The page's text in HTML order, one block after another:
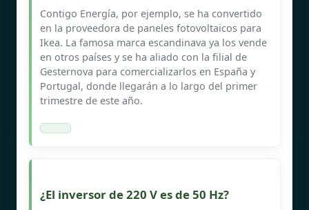
Contigo Energía, por ejemplo, se ha convertido
en la proveedora de paneles fotovoltaicos para
Ikea. La famosa marca escandinava ya los vende
en otros países y se ha aliado con la filial de
Gesternova para comercializarlos en España y
Portugal, donde llegarán a lo largo del primer
trimestre de este año.
¿El inversor de 220 V es de 50 Hz?